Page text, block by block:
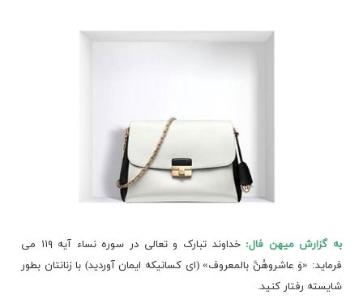
به گزارش میهن فال:
خداوند تبارک و تعالی در سوره نساء آیه ۱۱۹ می
فرماید: «وَ عاشروهُنَّ بالمعروف» (ای کسانیکه ایمان آوردید) با زنانتان بطور
شایسته رفتار کنید.